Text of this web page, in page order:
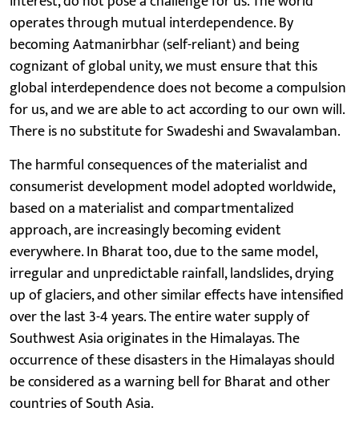
operates through mutual interdependence. By
becoming Aatmanirbhar (self-reliant) and being
cognizant of global unity, we must ensure that this
global interdependence does not become a compulsion
for us, and we are able to act according to our own will.
There is no substitute for Swadeshi and Swavalamban.
The harmful consequences of the materialist and
consumerist development model adopted worldwide,
based on a materialist and compartmentalized
approach, are increasingly becoming evident
everywhere. In Bharat too, due to the same model,
irregular and unpredictable rainfall, landslides, drying
up of glaciers, and other similar effects have intensified
over the last 3-4 years. The entire water supply of
Southwest Asia originates in the Himalayas. The
occurrence of these disasters in the Himalayas should
be considered as a warning bell for Bharat and other
countries of South Asia.